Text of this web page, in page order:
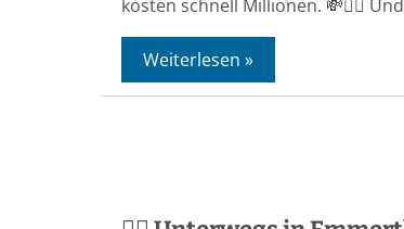
kosten schnell Millionen. 💸👮‍♂️
Weiterlesen »